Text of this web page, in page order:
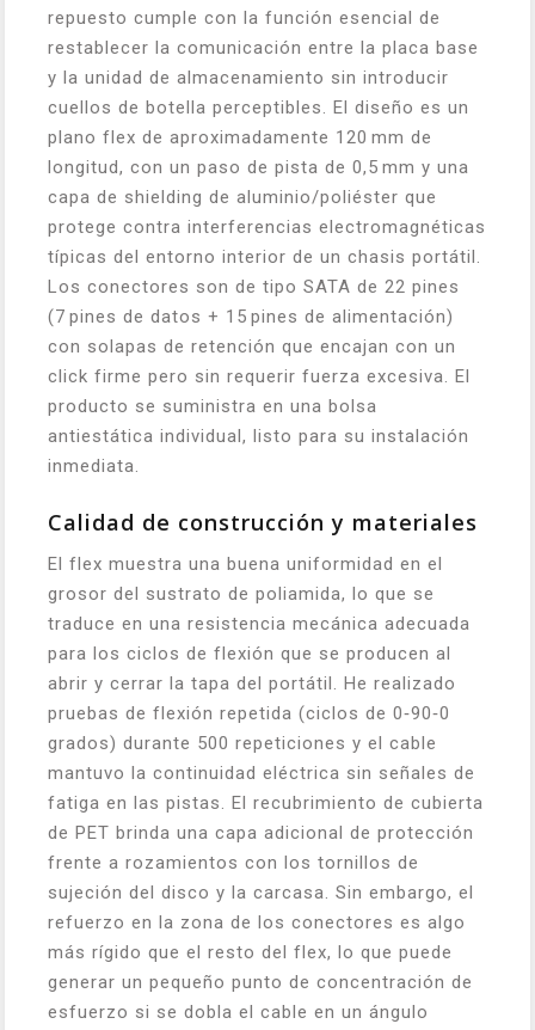
repuesto cumple con la función esencial de
restablecer la comunicación entre la placa base
y la unidad de almacenamiento sin introducir
cuellos de botella perceptibles. El diseño es un
plano flex de aproximadamente 120 mm de
longitud, con un paso de pista de 0,5 mm y una
capa de shielding de aluminio/poliéster que
protege contra interferencias electromagnéticas
típicas del entorno interior de un chasis portátil.
Los conectores son de tipo SATA de 22 pines
(7 pines de datos + 15 pines de alimentación)
con solapas de retención que encajan con un
click firme pero sin requerir fuerza excesiva. El
producto se suministra en una bolsa
antiestática individual, listo para su instalación
inmediata.
Calidad de construcción y materiales
El flex muestra una buena uniformidad en el
grosor del sustrato de poliamida, lo que se
traduce en una resistencia mecánica adecuada
para los ciclos de flexión que se producen al
abrir y cerrar la tapa del portátil. He realizado
pruebas de flexión repetida (ciclos de 0‑90‑0
grados) durante 500 repeticiones y el cable
mantuvo la continuidad eléctrica sin señales de
fatiga en las pistas. El recubrimiento de cubierta
de PET brinda una capa adicional de protección
frente a rozamientos con los tornillos de
sujeción del disco y la carcasa. Sin embargo, el
refuerzo en la zona de los conectores es algo
más rígido que el resto del flex, lo que puede
generar un pequeño punto de concentración de
esfuerzo si se dobla el cable en un ángulo